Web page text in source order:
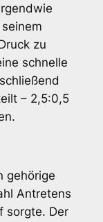
zu
schnelle
– 2,5:0,5
gehörige
Antretens
sorgte. Der